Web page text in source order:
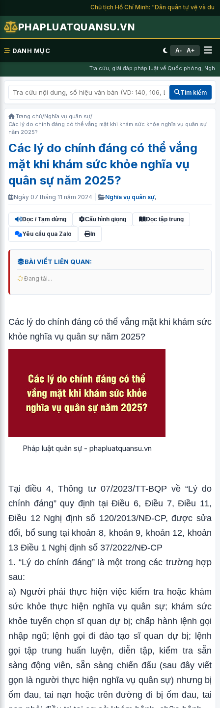
Chủ tịch Hồ Chí Minh: “Dân quân tự vệ và du
PHAPLUATQUANSU.VN
DANH MỤC A- A+
Tra cứu, giải đáp pháp luật về Quốc phòng, Nghĩa
Tìm kiếm
Trang chủ/Nghĩa vụ quân sự/
Các lý do chính đáng có thể vắng mặt khi khám sức khỏe nghĩa vụ quân sự
năm 2025?
Các lý do chính đáng có thể vắng
mặt khi khám sức khỏe nghĩa vụ
quân sự năm 2025?
Ngày 07 tháng 11 năm 2024 Nghĩa vụ quân sự,
Đọc / Tạm dừng Cấu hình giọng Đọc tập trung
Yêu cầu qua Zalo In
BÀI VIẾT LIÊN QUAN:
Đang tải...
Các lý do chính đáng có thể vắng mặt khi khám sức
khỏe nghĩa vụ quân sự năm 2025?
Pháp luật quân sự - phapluatquansu.vn
Tại điều 4, Thông tư 07/2023/TT-BQP về “Lý do
chính đáng” quy định tại Điều 6, Điều 7, Điều 11,
Điều 12 Nghị định số 120/2013/NĐ-CP, được sửa
đổi, bổ sung tại khoản 8, khoản 9, khoản 12, khoản
13 Điều 1 Nghị định số 37/2022/NĐ-CP
1. “Lý do chính đáng” là một trong các trường hợp
sau:
a) Người phải thực hiện việc kiểm tra hoặc khám
sức khỏe thực hiện nghĩa vụ quân sự; khám sức
khỏe tuyển chọn sĩ quan dự bị; chấp hành lệnh gọi
nhập ngũ; lệnh gọi đi đào tạo sĩ quan dự bị; lệnh
gọi tập trung huấn luyện, diễn tập, kiểm tra sẵn
sàng động viên, sẵn sàng chiến đấu (sau đây viết
gọn là người thực hiện nghĩa vụ quân sự) nhưng bị
ốm đau, tai nạn hoặc trên đường đi bị ốm đau, tai